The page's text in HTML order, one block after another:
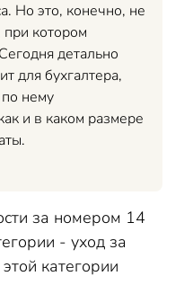
Но это, конечно, не
котором
детально
для бухгалтера,
нему
и в каком размере
за номером 14
- уход за
категории